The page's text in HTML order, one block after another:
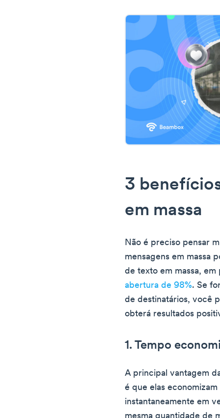
3
em massa
Não é preciso pensar
mensagens em massa
de texto em massa,
abertura de 98%. Se
de destinatários, você
obterá resultados
1. Tempo
A principal vantagem
é que elas
instantaneamente em